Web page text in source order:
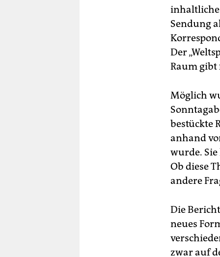
inhaltliche
Sendung
Der
Raum
Möglich
bestückte
anhand
wurde. Sie
Ob diese
andere
Die
neues
zwar auf